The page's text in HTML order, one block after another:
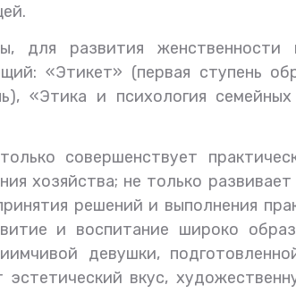
для развития женственности
«Этикет» (первая ступень
«Этика и психология
совершенствует
хозяйства; не только
решений и выполнения
и воспитание широко
девушки,
вкус,
83 года со дня рождения
Владимира Базарного